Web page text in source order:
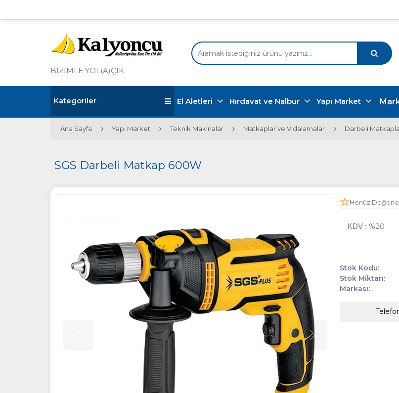
BİZİMLE YOL(A)ÇIK
Kategoriler El Aletleri Hırdavat ve Nalbur Yapı Market
Ana Sayfa Yapı Market Teknik Makinalar Matkaplar ve Vidalamalar Darbeli
SGS Darbeli Matkap 600W
Henüz
KDV : %20
Stok Kodu:
Stok Miktarı:
Markası: